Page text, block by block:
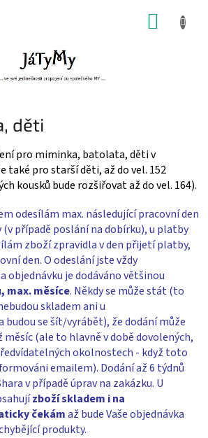
děti
pro miminka, batolata, děti v
také pro starší děti, až do vel. 152
kousků bude rozšiřovat až do vel. 164).
odesílám max. následující pracovní den
případě poslání na dobírku), u platby
zboží zpravidla v den přijetí platby,
den. O odeslání jste vždy
objednávku je dodáváno většinou
max. měsíce. Někdy se může stát (to
skladem ani u
budou se šít/vyrábět), že dodání může
(ale to hlavně v době dovolených,
okolnostech - když toto
emailem). Dodání až 6 týdnů
v případě úprav na zakázku. U
zboží skladem i na
čekámaž bude Vaše objednávka
produkty.